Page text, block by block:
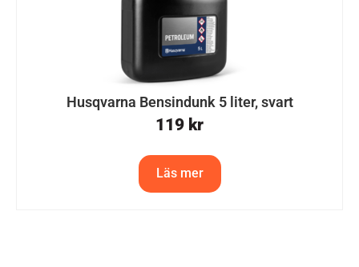
Husqvarna Bensindunk 5 liter, svart
119 kr
Läs mer